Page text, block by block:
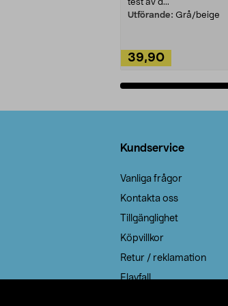
test av d...
Utförande: Grå/beige
39,90
Kundservice
Vanliga frågor
Kontakta oss
Tillgänglighet
Köpvillkor
Retur / reklamation
Elavfall